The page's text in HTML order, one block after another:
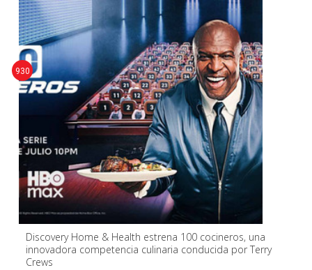
Discovery Home & Health estrena 100 cocineros, una
innovadora competencia culinaria conducida por Terry
Crews
930